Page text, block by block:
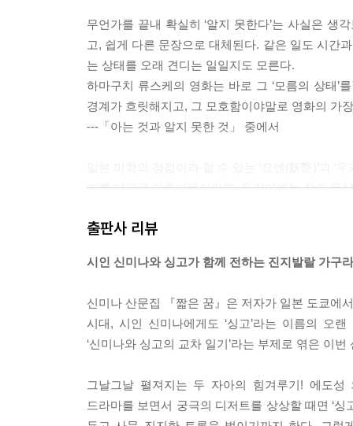
무언가를 끝내 확실히 ‘알지 못한다’는 사실은 생
고, 쉽게 다른 문장으로 대체된다. 같은 일도 시간
는 상태를 오래 견디는 일일지도 모른다.
하마구치 류스케의 영화는 바로 그 ‘모름의 상태
경계가 흐릿해지고, 그 모호함이야말로 영화의 가
---「아는 것과 알지 못한 것」 중에서
자를 머금은 아름다움이라면, 우키미에는 삶의 무
---「손바닥에 쓴 일기」 중에서
과거는 어떻게 현재로 들어오는가.
치 몸속 유전자의 배열처럼 과거가 현재의 세포에
특별한 애국심 때문은 아니다.
그러나 일제강점기를 살다 간 문인들을 떠올릴
---「현재의 질문이 미래가 될 수 있다면」 중에서
출판사 리뷰
시인 신미나와 싱고가 함께 전하는 진지발랄 가구
신미나 산문집 『짧은 꿈』은 저자가 일본 도쿄에
시대, 시인 신미나에게도 ‘싱고’라는 이름의 오
‘신미나와 싱고의 교차 일기’라는 부제로 엮은 이
그날그날 펼져지는 두 자아의 힘겨루기! 에도
드라마를 보면서 궁극의 디저트를 상상할 때면 ‘